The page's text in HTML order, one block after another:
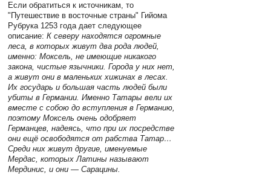
Если обратиться к источникам, то
"Путешествие в восточные страны" Гийома
Рубрука 1253 года дает следующее
описание:К северу находятся огромные
леса, в которых живут два рода людей,
именно: Моксель, не имеющие никакого
закона, чистые язычники. Города у них нет,
а живут они в маленьких хижинах в лесах.
Их государь и большая часть людей были
убиты в Германии. Именно Татары вели их
вместе с собою до вступления в Германию,
поэтому Моксель очень одобряет
Германцев, надеясь, что при их посредстве
они ещё освободятся от рабства Татар…
Среди них живут другие, именуемые
Мердас, которых Латины называют
Мердинис, и они — Сарацины.